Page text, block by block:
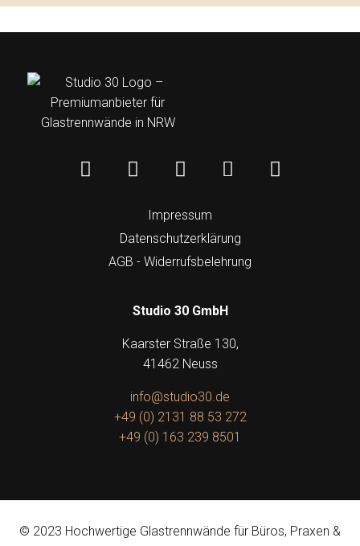
Impressum
Datenschutzerklärung
AGB - Widerrufsbelehrung
Studio 30 GmbH
Kaarster Straße 130,
41462 Neuss
info@studio30.de
+49 (0) 2131 88 53 272
+49 (0) 163 239 8501
© 2023 Hochwertige Glastrennwände für Büros, Praxen &